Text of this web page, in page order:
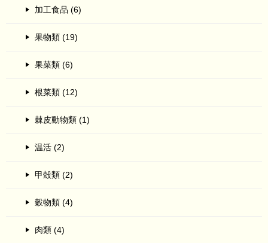
加工食品 (6)
果物類 (19)
果菜類 (6)
根菜類 (12)
棘皮動物類 (1)
温活 (2)
甲殻類 (2)
穀物類 (4)
肉類 (4)